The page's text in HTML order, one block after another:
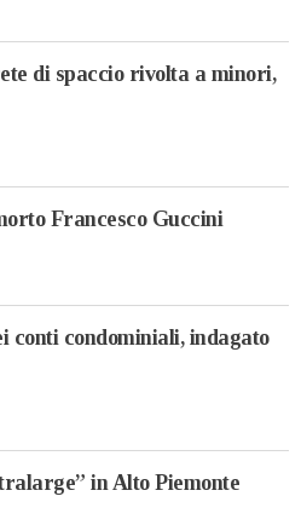
di spaccio rivolta a minori,
Francesco Guccini
conti condominiali, indagato
in Alto Piemonte